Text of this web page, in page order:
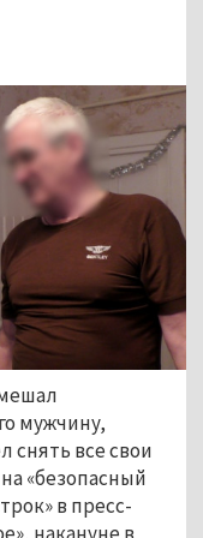
мужчину,
снять все свои
«безопасный
в пресс-